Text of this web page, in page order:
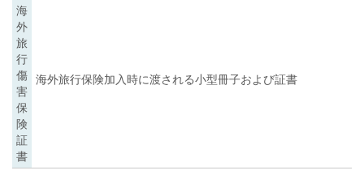
海
外
旅
行
傷
害
保
険
証
書
海外旅行保険加入時に渡される小型冊子および証書